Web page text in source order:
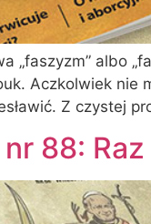
„faszyzm” albo
Aczkolwiek nie
Z czystej
88: